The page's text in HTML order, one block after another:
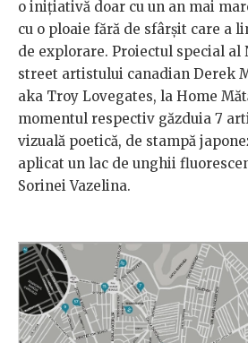
o inițiativă doar cu un an mai
cu o ploaie fără de sfârșit care a
de explorare. Proiectul special al
street artistului canadian Derek
aka Troy Lovegates, la Home
momentul respectiv găzduia 7
vizuală poetică, de stampă
aplicat un lac de unghii
Sorinei Vazelina.